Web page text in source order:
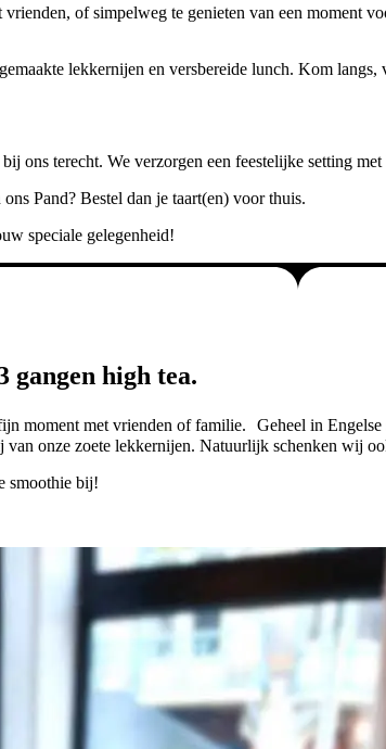
of simpelweg te genieten van een
lekkernijen en versbereide lunch. Kom
ons terecht. We verzorgen een feestelijke setting
Pand? Bestel dan je taart(en) voor thuis.
speciale gelegenheid!
gangen high tea.
moment met vrienden of familie. Geheel in
onze zoete lekkernijen. Natuurlijk schenken wij
smoothie bij!